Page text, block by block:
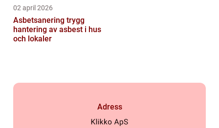
02 april 2026
Asbetsanering trygg
hantering av asbest i hus
och lokaler
Adress